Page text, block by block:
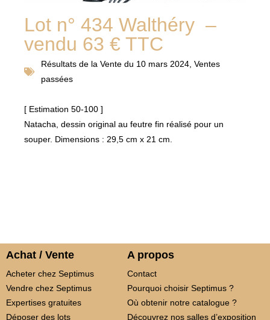
Lot n° 434 Walthéry –
vendu 63 € TTC
Résultats de la Vente du 10 mars 2024 Ventes
passées
[ Estimation 50-100 ]
Natacha, dessin original au feutre fin réalisé pour un
souper. Dimensions : 29,5 cm x 21 cm.
Achat / Vente
Acheter chez Septimus
Vendre chez Septimus
Expertises gratuites
Déposer des lots
A propos
Contact
Pourquoi choisir Septimus ?
Où obtenir notre catalogue ?
Découvrez nos salles d’exposition